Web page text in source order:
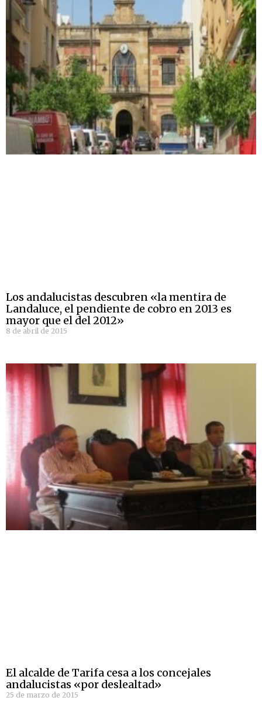
Los andalucistas descubren «la mentira de
Landaluce, el pendiente de cobro en 2013 es
mayor que el del 2012»
8 de abril de 2015
El alcalde de Tarifa cesa a los concejales
andalucistas «por deslealtad»
25 de marzo de 2015